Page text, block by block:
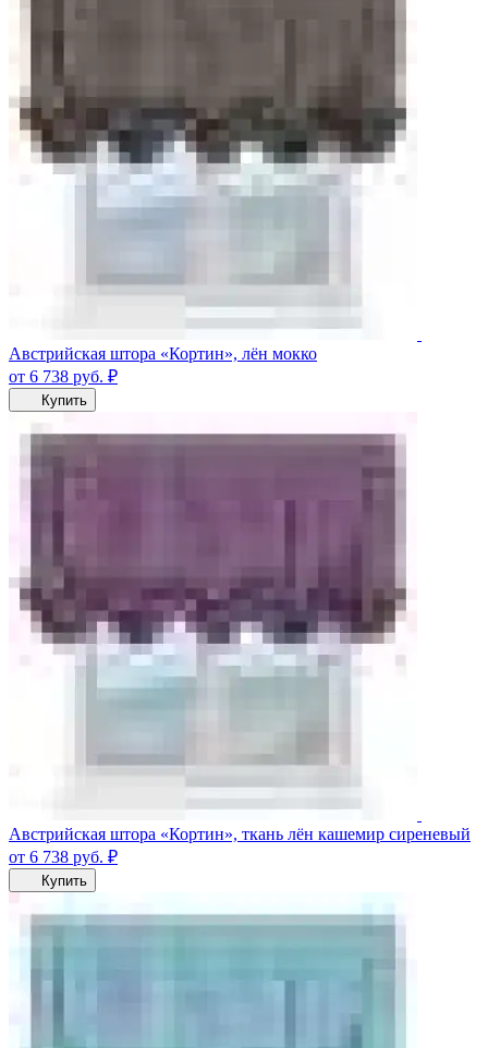
Австрийская штора «Кортин», лён мокко
от 6 738 руб. ₽
Купить
Австрийская штора «Кортин», ткань лён кашемир сиреневый
от 6 738 руб. ₽
Купить